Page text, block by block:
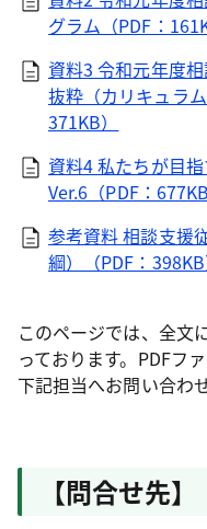
グラム（PDF：
資料3 令和元年度
抜粋（カリキュラ
371KB）
資料4 私たちが目
Ver.6（PDF：677KB
参考資料 相談支援
綱）（PDF：398KB
このページでは、全文
っております。PDFフ
下記担当へお問い合わ
【問合せ先】